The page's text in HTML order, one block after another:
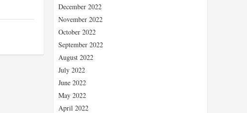
December 2022
November 2022
October 2022
September 2022
August 2022
July 2022
June 2022
May 2022
April 2022